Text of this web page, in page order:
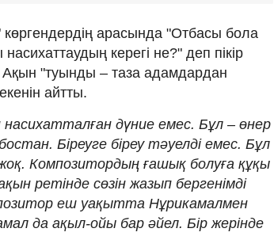
арасында "Отбасы бола
керегі не?" деп пікір
Ақын "туынды – таза адамдардан
айтты.
насихатталған дүние емес. Бұл – өнер
Біреуге біреу тәуелді емес. Бұл
Композитордың ғашық болуға құқы
ретінде сөзін жазып бергенімді
еш уақытта Нұрикамалмен
да ақыл-ойы бар әйел. Бір жерінде